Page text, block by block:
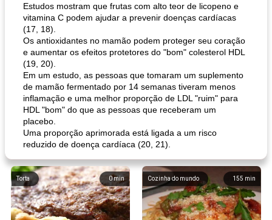
Estudos mostram que frutas com alto teor de licopeno e
vitamina C podem ajudar a prevenir doenças cardíacas
(17, 18).
Os antioxidantes no mamão podem proteger seu coração
e aumentar os efeitos protetores do "bom" colesterol HDL
(19, 20).
Em um estudo, as pessoas que tomaram um suplemento
de mamão fermentado por 14 semanas tiveram menos
inflamação e uma melhor proporção de LDL "ruim" para
HDL "bom" do que as pessoas que receberam um
placebo.
Uma proporção aprimorada está ligada a um risco
reduzido de doença cardíaca (20, 21).
0min
Torta 155 min
Cozinha do mundo